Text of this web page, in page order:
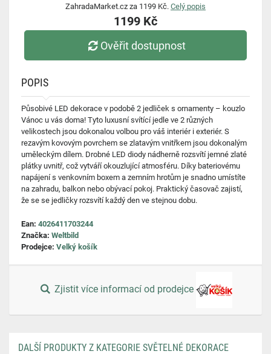
ZahradaMarket.cz za 1199 Kč. Celý popis
1199 Kč
Ověřit dostupnost
POPIS
Působivé LED dekorace v podobě 2 jedliček s ornamenty – kouzlo
Vánoc u vás doma! Tyto luxusní svítící jedle ve 2 různých
velikostech jsou dokonalou volbou pro váš interiér i exteriér. S
rezavým kovovým povrchem se zlatavým vnitřkem jsou dokonalým
uměleckým dílem. Drobné LED diody nádherně rozsvítí jemné zlaté
plátky uvnitř, což vytváří okouzlující atmosféru. Díky bateriovému
napájení s venkovním boxem a zemním hrotům je snadno umístíte
na zahradu, balkon nebo obývací pokoj. Praktický časovač zajistí,
že se se jedličky rozsvítí každý den ve stejnou dobu.
Ean: 4026411703244
Značka: Weltbild
Prodejce: Velký košík
Zjistit více informací od prodejce
DALŠÍ PRODUKTY Z KATEGORIE SVĚTELNÉ DEKORACE